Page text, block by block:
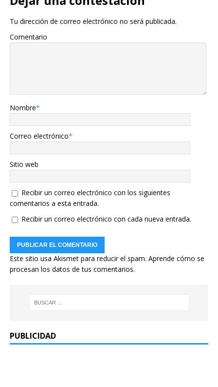
Tu dirección de correo electrónico no será publicada.
Comentario
Nombre*
Correo electrónico*
Sitio web
Recibir un correo electrónico con los siguientes
comentarios a esta entrada.
Recibir un correo electrónico con cada nueva entrada.
Este sitio usa Akismet para reducir el spam. Aprende cómo se
procesan los datos de tus comentarios.
PUBLICIDAD